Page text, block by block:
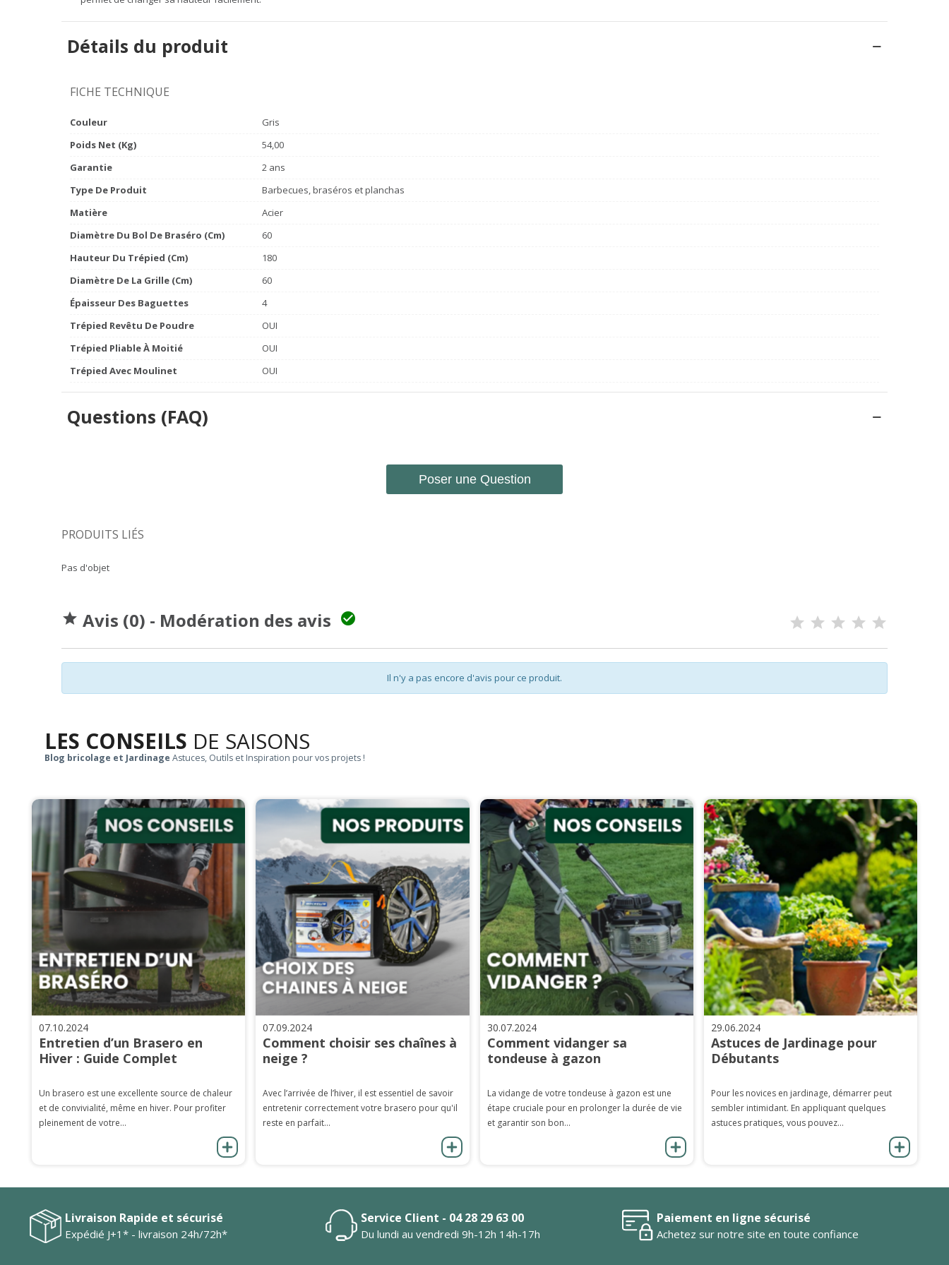
Détails du produit
FICHE TECHNIQUE
Couleur
Gris
Poids Net (Kg)
54,00
Garantie
2 ans
Type De Produit
Barbecues, braséros et planchas
Matière
Acier
Diamètre Du Bol De Braséro (cm)
60
Hauteur Du Trépied (cm)
180
Diamètre De La Grille (cm)
60
Épaisseur Des Baguettes
4
Trépied Revêtu De Poudre
OUI
Trépied Pliable À Moitié
OUI
Trépied Avec Moulinet
OUI
Questions (FAQ)
Poser une Question
PRODUITS LIÉS
Pas d'objet
 Avis (0) - Modération des avis 
Il n'y a pas encore d'avis pour ce produit.
LES CONSEILS DE SAISONS
Blog bricolage et Jardinage Astuces, Outils et Inspiration pour vos projets !
07.10.2024
Entretien d’un Brasero en
Hiver : Guide Complet
Un brasero est une excellente source de chaleur
et de convivialité, même en hiver. Pour profiter
pleinement de votre...
07.09.2024
Comment choisir ses chaînes à
neige ?
Avec l’arrivée de l’hiver, il est essentiel de savoir
entretenir correctement votre brasero pour qu'il
reste en parfait...
30.07.2024
Comment vidanger sa
tondeuse à gazon
La vidange de votre tondeuse à gazon est une
étape cruciale pour en prolonger la durée de vie
et garantir son bon...
29.06.2024
Astuces de Jardinage pour
Débutants
Pour les novices en jardinage, démarrer peut
sembler intimidant. En appliquant quelques
astuces pratiques, vous pouvez...
Livraison Rapide et sécurisé
Expédié J+1* - livraison 24h/72h*
Service Client - 04 28 29 63 00
Du lundi au vendredi 9h-12h 14h-17h
Paiement en ligne sécurisé
Achetez sur notre site en toute confiance